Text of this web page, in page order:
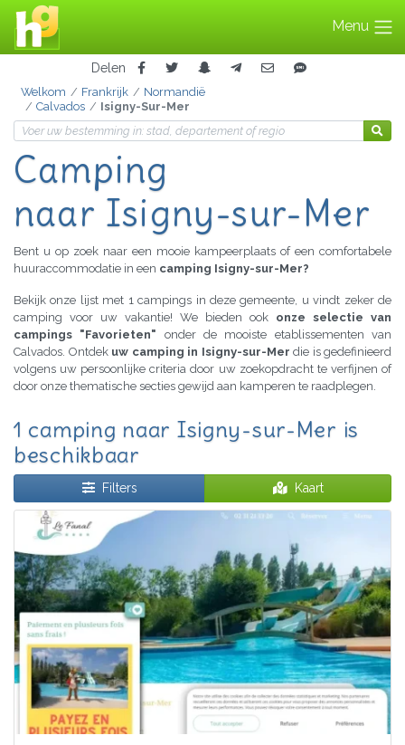
Menu
Delen
Welkom Frankrijk
Normandië
Calvados
Isigny-Sur-Mer
Camping
naar Isigny-sur-Mer
Bent u op zoek naar een mooie kampeerplaats of een comfortabele
huuraccommodatie in een camping Isigny-sur-Mer?
Bekijk onze lijst met 1 campings in deze gemeente, u vindt zeker de
camping voor uw vakantie! We bieden ook onze selectie van
campings "Favorieten" onder de mooiste etablissementen van
Calvados. Ontdek uw camping in Isigny-sur-Mer die is gedefinieerd
volgens uw persoonlijke criteria door uw zoekopdracht te verfijnen of
door onze thematische secties gewijd aan kamperen te raadplegen.
1 camping naar Isigny-sur-Mer is
beschikbaar
Filters Kaart